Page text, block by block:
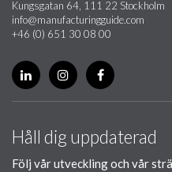
Kungsgatan 64, 111 22 Stockholm
info@manufacturingguide.com
+46 (0) 651 30 08 00
Håll dig uppdaterad
Följ vår utveckling och vår